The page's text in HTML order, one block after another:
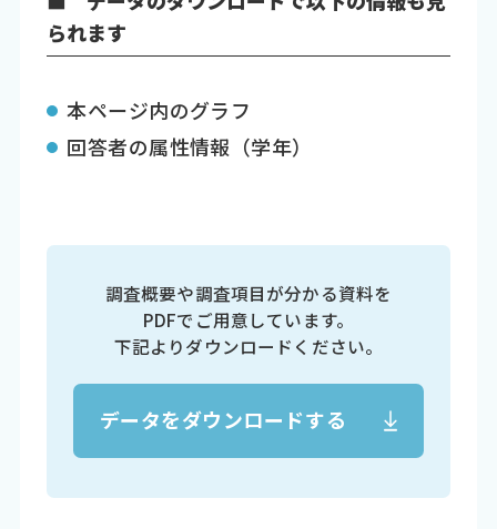
られます
本ページ内のグラフ
回答者の属性情報（学年）
調査概要や調査項目が分かる資料を
PDFでご用意しています。
下記よりダウンロードください。
データをダウンロードする